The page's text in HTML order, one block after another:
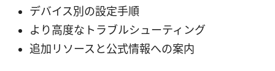
デバイス別の設定手順
より高度なトラブルシューティング
追加リソースと公式情報への案内